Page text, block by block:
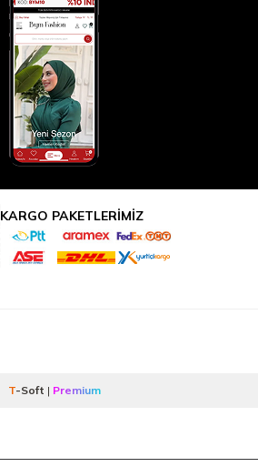
KARGO PAKETLERİMİZ
T-Soft | Premium